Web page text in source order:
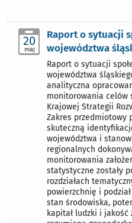
20
maj
Raport o sytuacji
województwa
Raport o sytuacji
województwa
analityczna
monitorowania celów
Krajowej Strategii
Zakres przedmiotowy
skuteczną
województwa i
regionalnych
monitorowania
statystyczne zostały
rozdziałach
powierzchnię i
stan środowiska,
kapitał ludzki i jakość